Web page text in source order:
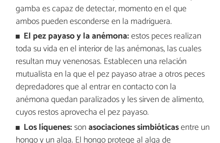
gamba es capaz de detectar, momento en el que
ambos pueden esconderse en la madriguera.
El pez payaso y la anémona:estos peces realizan
toda su vida en el interior de las anémonas, las cuales
resultan muy venenosas. Establecen una relación
mutualista en la que el pez payaso atrae a otros peces
depredadores que al entrar en contacto con la
anémona quedan paralizados y les sirven de alimento,
cuyos restos aprovecha el pez payaso.
Los líquenes:sonasociaciones simbióticasentre un
hongo y un alga. El hongo protege al alga de